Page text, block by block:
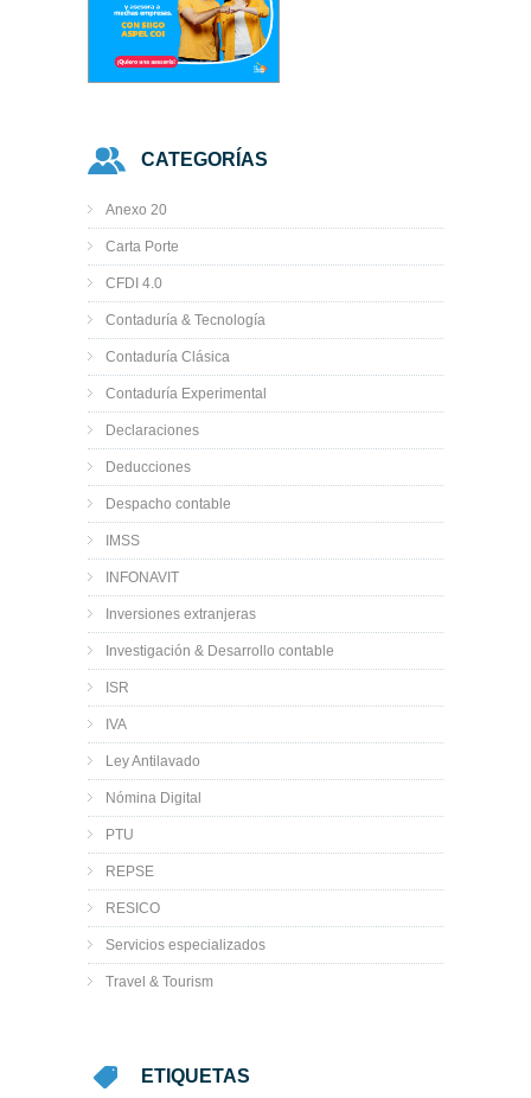
CATEGORÍAS
Anexo 20
Carta Porte
CFDI 4.0
Contaduría & Tecnología
Contaduría Clásica
Contaduría Experimental
Declaraciones
Deducciones
Despacho contable
IMSS
INFONAVIT
Inversiones extranjeras
Investigación & Desarrollo contable
ISR
IVA
Ley Antilavado
Nómina Digital
PTU
REPSE
RESICO
Servicios especializados
Travel & Tourism
ETIQUETAS